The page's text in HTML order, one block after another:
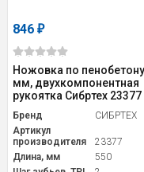
846 ₽
Ножовка по
мм, двухкомпонентная
рукоятка Сибртех 23377
Бренд
СИБРТЕХ
Артикул
производителя
23377
Длина, мм
550